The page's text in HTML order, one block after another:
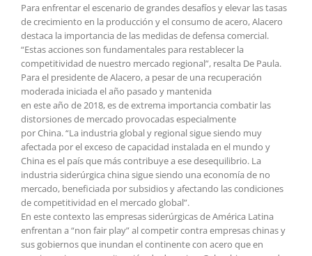
Para enfrentar el escenario de grandes desafíos y elevar las tasas
de crecimiento en la producción y el consumo de acero, Alacero
destaca la importancia de las medidas de defensa comercial.
“Estas acciones son fundamentales para restablecer la
competitividad de nuestro mercado regional”, resalta De Paula.
Para el presidente de Alacero, a pesar de una recuperación
moderada iniciada el año pasado y mantenida
en este año de 2018, es de extrema importancia combatir las
distorsiones de mercado provocadas especialmente
por China. “La industria global y regional sigue siendo muy
afectada por el exceso de capacidad instalada en el mundo y
China es el país que más contribuye a ese desequilibrio. La
industria siderúrgica china sigue siendo una economía de no
mercado, beneficiada por subsidios y afectando las condiciones
de competitividad en el mercado global”.
En este contexto las empresas siderúrgicas de América Latina
enfrentan a “non fair play” al competir contra empresas chinas y
sus gobiernos que inundan el continente con acero que en